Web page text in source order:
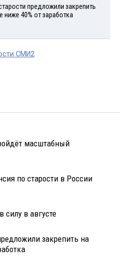
предложили закрепить
ниже 40% от заработка
СМИ2
масштабный
по старости в России
в августе
закрепить на